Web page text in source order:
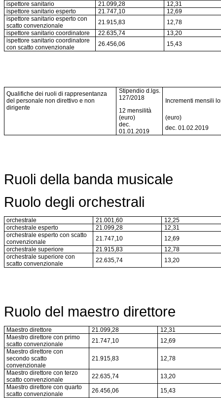
ispettore sanitario 21.099,28
12,31
ispettore sanitario esperto
21.747,10
12,69
ispettore sanitario esperto con
scatto convenzionale
21.915,83
12,78
ispettore sanitario coordinatore
22.635,74
13,20
ispettore sanitario coordinatore
con scatto convenzionale
26.456,06 15,43
Qualifiche dei ruoli di rappresentanza
del personale non direttivo e non
dirigente
Stipendio d.lgs.
127/2018
12 mensilità
Incrementi mensili
(euro)
(euro)
dec.
01.01.2019
dec. 01.02.2019
Ruoli della banda musicale
Ruolo degli orchestrali
orchestrale 21.001,60
12,25
orchestrale esperto
21.099,28
12,31
orchestrale esperto con scatto
convenzionale
21.747,10
12,69
orchestrale superiore
21.915,83
12,78
orchestrale superiore con
scatto convenzionale
22.635,74 13,20
Ruolo del maestro direttore
Maestro direttore 21.099,28
12,31
Maestro direttore con primo
scatto convenzionale
21.747,10
12,69
Maestro direttore con
secondo scatto
convenzionale
21.915,83 12,78
Maestro direttore con terzo
scatto convenzionale
22.635,74
13,20
Maestro direttore con quarto
scatto convenzionale
26.456,06 15,43